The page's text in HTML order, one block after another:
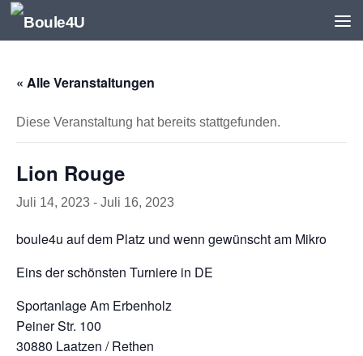
Zum Inhalt springen
« Alle Veranstaltungen
Diese Veranstaltung hat bereits stattgefunden.
Lion Rouge
Juli 14, 2023 - Juli 16, 2023
boule4u auf dem Platz und wenn gewünscht am Mikro
Eins der schönsten Turniere in DE
Sportanlage Am Erbenholz
Peiner Str. 100
30880 Laatzen / Rethen